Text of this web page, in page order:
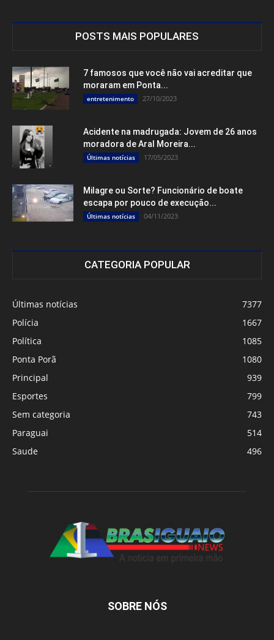
POSTS MAIS POPULARES
7 famosos que você não vai acreditar que
moraram em Ponta...
entretenimento 27/10/2023
Acidente na madrugada: Jovem de 26 anos
moradora de Aral Moreira...
Últimas notícias 17/05/2023
Milagre ou Sorte? Funcionário de boate
escapa por pouco de execução...
Últimas notícias 04/11/2023
CATEGORIA POPULAR
Últimas notícias
7377
Polícia
1667
Política
1085
Ponta Porã
1080
Principal
939
Esportes
799
Sem categoria
743
Paraguai
514
Saude
496
SOBRE NÓS